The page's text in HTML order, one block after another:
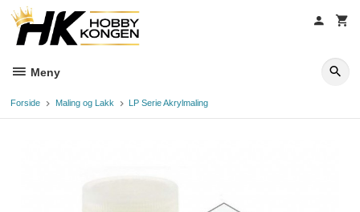
innholdet
Meny
Forside Maling og Lakk LP Serie Akrylmaling